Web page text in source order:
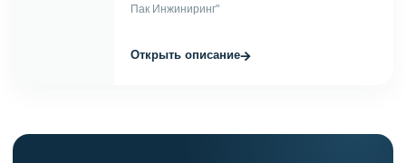
Пак Инжиниринг"
Открыть описание→